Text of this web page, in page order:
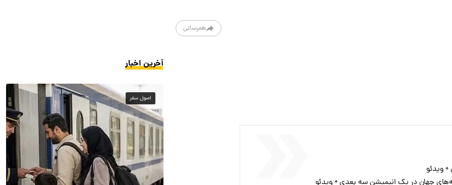
همرسانی
آخرین اخبار
اصول سفر